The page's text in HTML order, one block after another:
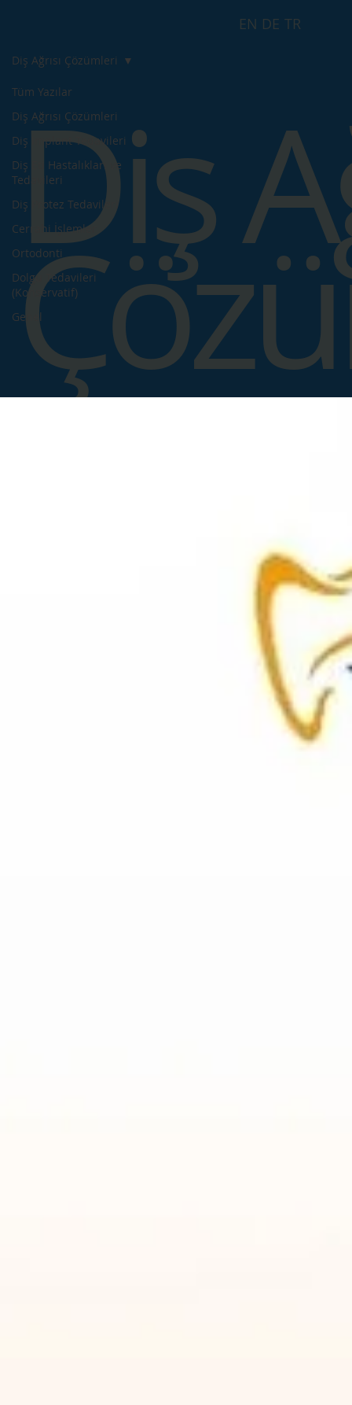
EN DE TR
Tüm Yazılar
Diş Ağrısı Çözümleri
Diş İmplant Tedavileri
Diş Eti Hastalıkları ve
Tedavileri
Diş Protez Tedavileri
Cerrahi İşlemler
Ortodonti
Dolgu Tedavileri
(Konservatif)
Genel
Diş Ağrısı Çözümleri
Diş